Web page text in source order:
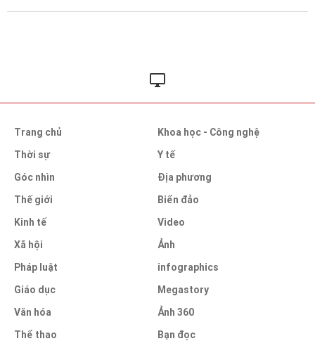
Trang chủ
Thời sự
Góc nhìn
Thế giới
Kinh tế
Xã hội
Pháp luật
Giáo dục
Văn hóa
Thể thao
Khoa học - Công nghệ
Y tế
Địa phương
Biển đảo
Video
Ảnh
infographics
Megastory
Ảnh 360
Bạn đọc